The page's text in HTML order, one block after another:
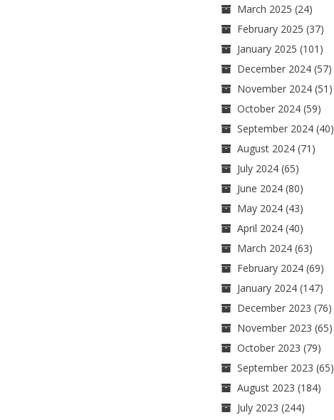
March 2025 (24)
February 2025 (37)
January 2025 (101)
December 2024(57)
November 2024(51)
October 2024(59)
September 2024(40)
August 2024(71)
July 2024(65)
June 2024(80)
May 2024(43)
April 2024(40)
March 2024(63)
February 2024(69)
January 2024(147)
December 2023 (76)
November 2023 (65)
October 2023 (79)
September 2023 (65)
August 2023 (184)
July 2023 (244)